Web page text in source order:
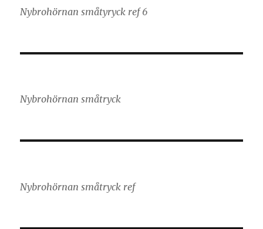
Nybrohörnan småtyryck ref 6
Nybrohörnan småtryck
Nybrohörnan småtryck ref